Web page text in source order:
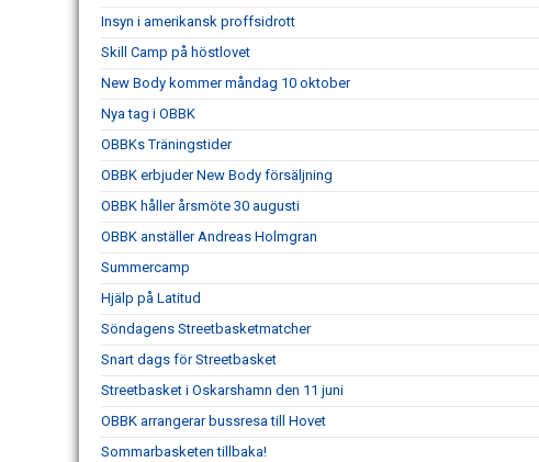
Insyn i amerikansk proffsidrott
Skill Camp på höstlovet
New Body kommer måndag 10 oktober
Nya tag i OBBK
OBBKs Träningstider
OBBK erbjuder New Body försäljning
OBBK håller årsmöte 30 augusti
OBBK anställer Andreas Holmgran
Summercamp
Hjälp på Latitud
Söndagens Streetbasketmatcher
Snart dags för Streetbasket
Streetbasket i Oskarshamn den 11 juni
OBBK arrangerar bussresa till Hovet
Sommarbasketen tillbaka!